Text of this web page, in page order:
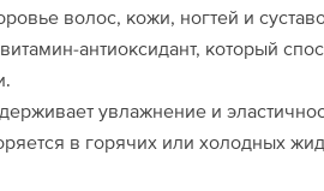
волос, кожи, ногтей и
антиоксидант, который
увлажнение и
в горячих или холодных